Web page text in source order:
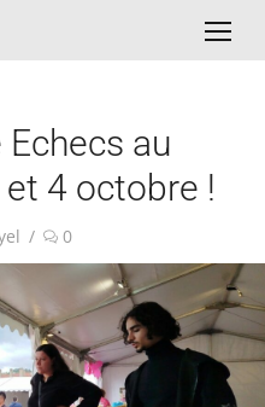
au
4 octobre !
0